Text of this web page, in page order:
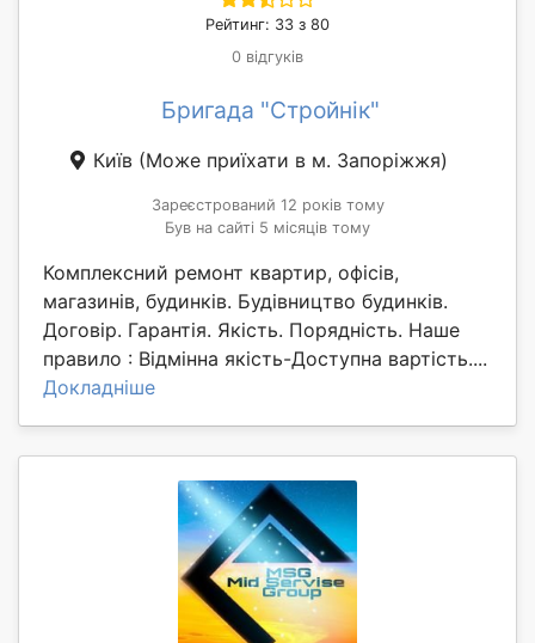
Рейтинг: 33 з 80
0 відгуків
Бригада "Стройнік"
Київ (Може приїхати в м. Запоріжжя)
Зареєстрований 12 років тому
Був на сайті 5 місяців тому
Комплексний ремонт квартир, офісів,
магазинів, будинків. Будівництво будинків.
Договір. Гарантія. Якість. Порядність. Наше
правило : Відмінна якість-Доступна вартість....
Докладніше